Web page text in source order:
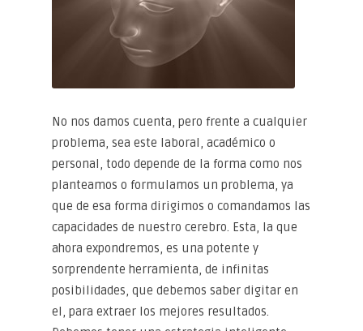
No nos damos cuenta, pero frente a cualquier
problema, sea este laboral, académico o
personal, todo depende de la forma como nos
planteamos o formulamos un problema, ya
que de esa forma dirigimos o comandamos las
capacidades de nuestro cerebro. Esta, la que
ahora expondremos, es una potente y
sorprendente herramienta, de infinitas
posibilidades, que debemos saber digitar en
el, para extraer los mejores resultados.